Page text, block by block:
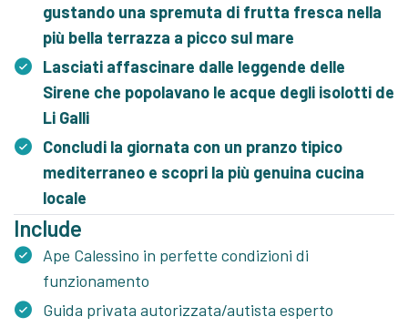
gustando una spremuta di frutta fresca nella
più bella terrazza a picco sul mare
Lasciati affascinare dalle leggende delle
Sirene che popolavano le acque degli isolotti de
Li Galli
Concludi la giornata con un pranzo tipico
mediterraneo e scopri la più genuina cucina
locale
Include
Ape Calessino in perfette condizioni di
funzionamento
Guida privata autorizzata/autista esperto